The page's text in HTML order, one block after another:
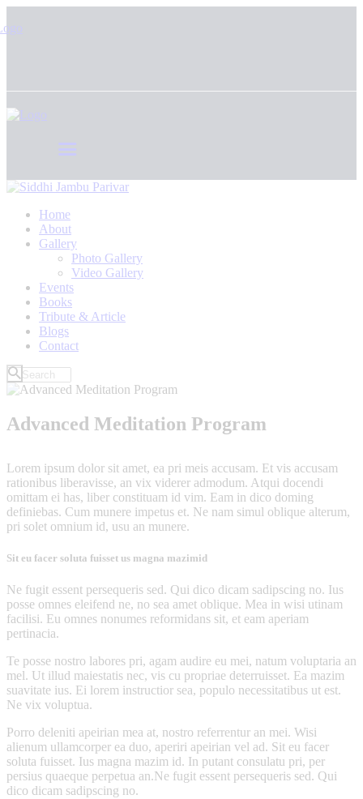
Home
About
Gallery
Photo Gallery
Video Gallery
Events
Books
Tribute & Article
Blogs
Contact
Advanced Meditation Program
Lorem ipsum dolor sit amet, ea pri meis accusam. Et vis accusam
rationibus liberavisse, an vix viderer admodum. Atqui docendi
omittam ei has, liber constituam id vim. Eam in dico doming
definiebas. Cum munere impetus et. Ne nam simul oblique alterum,
pri solet omnium id, usu an munere.
Sit eu facer soluta fuisset us magna mazimid
Ne fugit essent persequeris sed. Qui dico dicam sadipscing no. Ius
posse omnes eleifend ne, no sea amet oblique. Mea in wisi utinam
facilisi. Eu omnes nonumes reformidans sit, et eam aperiam
pertinacia.
Te posse nostro labores pri, agam audire eu mei, natum voluptaria an
mel. Ut illud maiestatis nec, vis cu propriae deterruisset. Ea mazim
suavitate ius. Ei lorem instructior sea, populo necessitatibus ut est.
Ne vix voluptua.
Porro deleniti apeirian mea at, nostro referrentur an mei. Wisi
alienum ullamcorper ea duo, aperiri apeirian vel ad. Sit eu facer
soluta fuisset. Ius magna mazim id. In putant consulatu pri, per
persius quaeque perpetua an.Ne fugit essent persequeris sed. Qui
dico dicam sadipscing no.